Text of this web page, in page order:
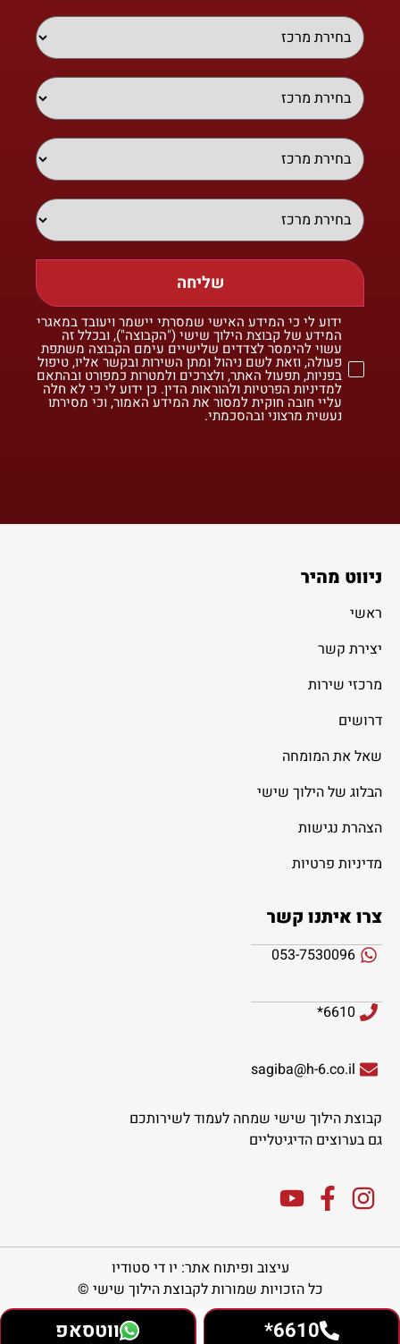
6610* ווטסאפ
שליחה
ידוע לי כי המידע האישי שמסרתי יישמר ויעובד במאגרי
המידע של קבוצת הילוך שישי ("הקבוצה"), ובכלל זה
עשוי להימסר לצדדים שלישיים עימם הקבוצה משתפת
פעולה, וזאת לשם ניהול ומתן השירות ובקשר אליו, טיפול
בפניות, תפעול האתר, ולצרכים ולמטרות כמפורט ובהתאם
למדיניות הפרטיות ולהוראות הדין. כן ידוע לי כי לא חלה
עליי חובה חוקית למסור את המידע האמור, וכי מסירתו
נעשית מרצוני ובהסכמתי.
ניווט מהיר
ראשי
יצירת קשר
מרכזי שירות
דרושים
שאל את המומחה
הבלוג של הילוך שישי
הצהרת נגישות
מדיניות פרטיות
צרו איתנו קשר
053-7530096
6610*
sagiba@h-6.co.il
קבוצת הילוך שישי שמחה לעמוד לשירותכם
גם בערוצים הדיגיטליים
עיצוב ופיתוח אתר: יו די סטודיו
כל הזכויות שמורות לקבוצת הילוך שישי ©